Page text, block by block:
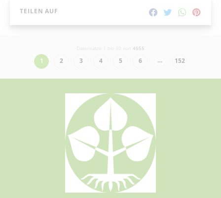
TEILEN AUF
Datensätze 1 bis 30 von 4555
1 2 3 4 5 6 … 152